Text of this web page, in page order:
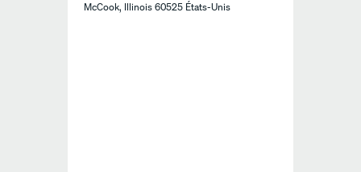
McCook, Illinois 60525 États-Unis